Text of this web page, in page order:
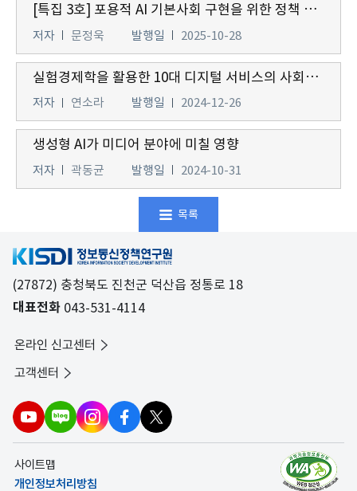
[특집 3호] 포용적 AI 기본사회 구현을 위한 정책 방향: 보편적 접근, 안전한 서비스, 책임 있는 활용
저자 문정욱 발행일 2025-10-28
실험경제학을 활용한 10대 디지털 서비스의 사회적 후생 연구
저자 연소라 발행일 2024-12-26
생성형 AI가 미디어 분야에 미칠 영향
저자 곽동균 발행일 2024-10-31
목록
(27872) 충청북도 진천군 덕산읍 정통로 18
대표전화 043-531-4114
온라인 신고센터
고객센터
사이트맵
개인정보처리방침